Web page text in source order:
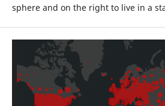
sphere and on the right to live in a